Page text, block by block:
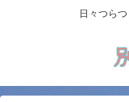
日々つら